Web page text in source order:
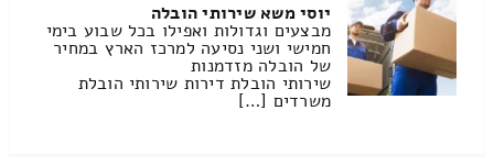
יוסי משא שירותי הובלה
מבצעים וגדולות ואפילו בכל שבוע בימי
חמישי ושני נסיעה למרכז הארץ במחיר
של הובלה מזדמנות
שירותי הובלת דירות שירותי הובלת
משרדים […]